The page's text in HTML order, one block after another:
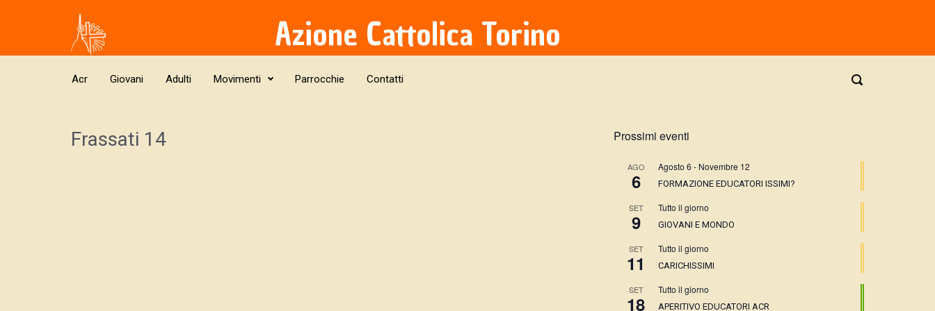
Skip to main content Azione Cattolica Torino
Acr Giovani Adulti Movimenti Parrocchie Contatti
Frassati 14 Prossimi eventi
AGO
6
Agosto 6 - Novembre 12
FORMAZIONE EDUCATORI ISSIMI?
SET
9
Tutto il giorno
GIOVANI E MONDO
SET
11
Tutto il giorno
CARICHISSIMI
SET
18
Tutto il giorno
APERITIVO EDUCATORI ACR